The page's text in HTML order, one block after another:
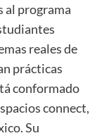
al programa
reales de
prácticas
conformado
connect,
Su